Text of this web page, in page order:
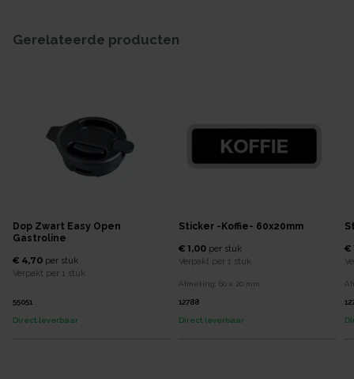
Gerelateerde producten
Dop Zwart Easy Open
Gastroline
€ 4,70 per stuk
Verpakt per 1 stuk
55051
Direct leverbaar
Sticker -koffie- 60x20mm
€ 1,00 per stuk
Verpakt per 1 stuk
Afmeting: 60 x 20 mm
12788
Direct leverbaar
€